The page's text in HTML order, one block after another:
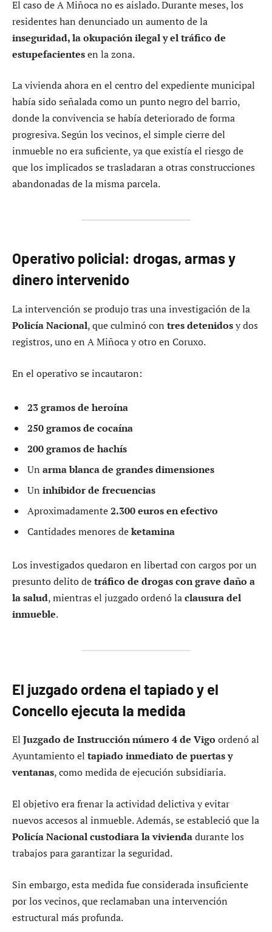
El caso de A Miñoca no es aislado. Durante meses, los
residentes han denunciado un aumento de la
inseguridad, la okupación ilegal y el tráfico de
estupefacientesen la zona.
La vivienda ahora en el centro del expediente municipal
había sido señalada como un punto negro del barrio,
donde la convivencia se había deteriorado de forma
progresiva. Según los vecinos, el simple cierre del
inmueble no era suficiente, ya que existía el riesgo de
que los implicados se trasladaran a otras construcciones
abandonadas de la misma parcela.
Operativo policial: drogas, armas y
dinero intervenido
La intervención se produjo tras una investigación de la
Policía Nacional, que culminó con tres detenidosy dos
registros, uno en A Miñoca y otro en Coruxo.
En el operativo se incautaron:
23 gramos de heroína
250 gramos de cocaína
200 gramos de hachís
Un arma blanca de grandes dimensiones
Un inhibidor de frecuencias
Aproximadamente2.300 euros en efectivo
Cantidades menores deketamina
Los investigados quedaron en libertad con cargos por un
presunto delito detráfico de drogas con grave daño a
la salud, mientras el juzgado ordenó laclausura del
inmueble.
El juzgado ordena el tapiado y el
Concello ejecuta la medida
El Juzgado de Instrucción número 4 de Vigo ordenó al
Ayuntamiento el tapiado inmediato de puertas y
ventanas, como medida de ejecución subsidiaria.
El objetivo era frenar la actividad delictiva y evitar
nuevos accesos al inmueble. Además, se estableció que la
Policía Nacional custodiara la viviendadurante los
trabajos para garantizar la seguridad.
Sin embargo, esta medida fue considerada insuficiente
por los vecinos, que reclamaban una intervención
estructural más profunda.